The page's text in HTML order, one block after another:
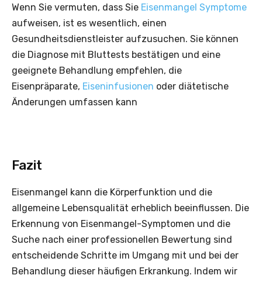
Wenn Sie vermuten, dass Sie Eisenmangel Symptome
aufweisen, ist es wesentlich, einen
Gesundheitsdienstleister aufzusuchen. Sie können
die Diagnose mit Bluttests bestätigen und eine
geeignete Behandlung empfehlen, die
Eisenpräparate, Eiseninfusionen oder diätetische
Änderungen umfassen kann
Fazit
Eisenmangel kann die Körperfunktion und die
allgemeine Lebensqualität erheblich beeinflussen. Die
Erkennung von Eisenmangel-Symptomen und die
Suche nach einer professionellen Bewertung sind
entscheidende Schritte im Umgang mit und bei der
Behandlung dieser häufigen Erkrankung. Indem wir